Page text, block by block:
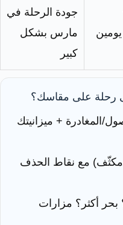
جودة الرحلة في
مارس بشكل
كبير
رحلة على مقاسك؟
المغادرة + ميزانيتك
مكثّف) مع نقاط الحذف
بحر أكثر؟ مزارات